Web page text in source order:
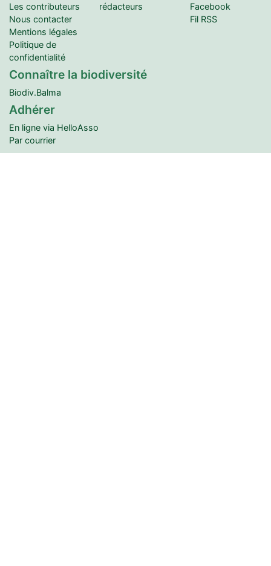
Les contributeurs
Nous contacter
Mentions légales
Politique de
confidentialité
rédacteurs
Facebook
Fil RSS
Connaître la biodiversité
Biodiv.Balma
Adhérer
En ligne via HelloAsso
Par courrier